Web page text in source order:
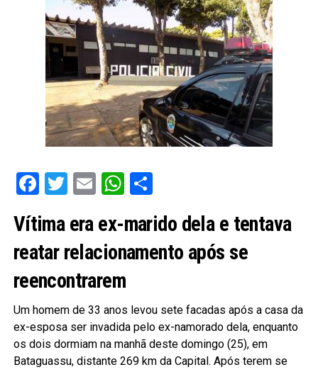
Facebook
Twitter
EmailWhatsApp
Share
Vítima era ex-marido dela e tentava
reatar relacionamento após se
reencontrarem
Um homem de 33 anos levou sete facadas após a casa da
ex-esposa ser invadida pelo ex-namorado dela, enquanto
os dois dormiam na manhã deste domingo (25), em
Bataguassu, distante 269 km da Capital. Após terem se